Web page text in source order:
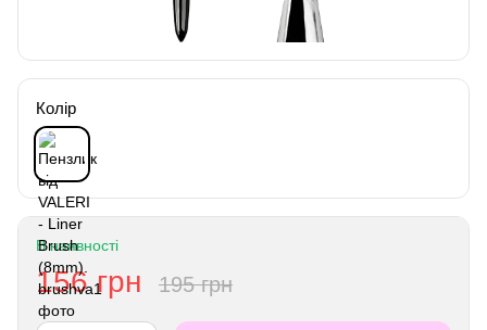
Колір
В наявності
156 грн 195 грн